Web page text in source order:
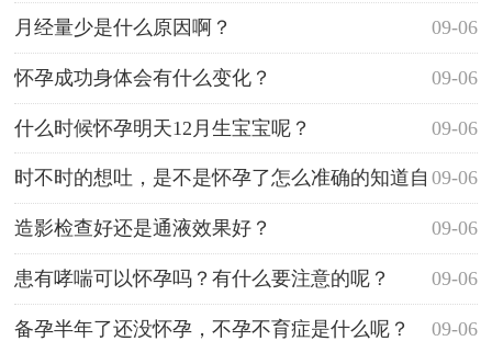
09-06
月经量少是什么原因啊？
09-06
怀孕成功身体会有什么变化？
09-06
什么时候怀孕明天12月生宝宝呢？
09-06
时不时的想吐，是不是怀孕了怎么准确的知道自
己怀孕呢？ 09-06
造影检查好还是通液效果好？
09-06
患有哮喘可以怀孕吗？有什么要注意的呢？
09-06
备孕半年了还没怀孕，不孕不育症是什么呢？